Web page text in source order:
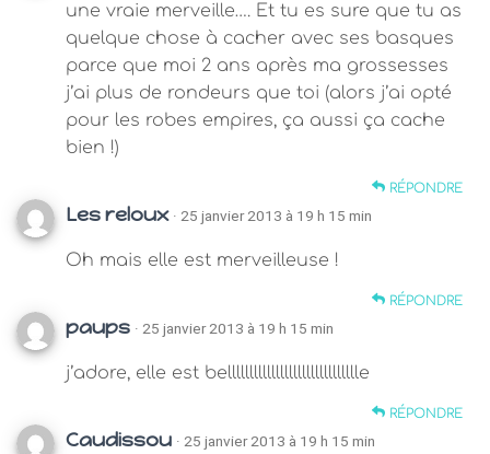
une vraie merveille…. Et tu es sure que tu as
quelque chose à cacher avec ses basques
parce que moi 2 ans après ma grossesses
j’ai plus de rondeurs que toi (alors j’ai opté
pour les robes empires, ça aussi ça cache
bien !)
RÉPONDRE
Les reloux · 25 janvier 2013 à 19 h 15 min
Oh mais elle est merveilleuse !
RÉPONDRE
paups · 25 janvier 2013 à 19 h 15 min
j’adore, elle est belllllllllllllllllllllllllllllle
RÉPONDRE
Caudissou · 25 janvier 2013 à 19 h 15 min